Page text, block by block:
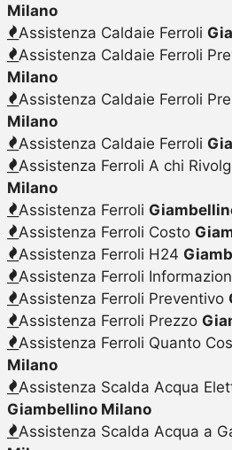
Milano
Assistenza Caldaie Ferroli
Assistenza Caldaie Ferroli
Milano
Assistenza Caldaie Ferroli
Milano
Assistenza Caldaie Ferroli
Assistenza Ferroli A chi
Milano
Assistenza Ferroli
Assistenza Ferroli Costo
Assistenza Ferroli H24
Assistenza Ferroli
Assistenza Ferroli Preventivo
Assistenza Ferroli Prezzo
Assistenza Ferroli Quanto
Milano
Assistenza Scalda Acqua
Giambellino Milano
Assistenza Scalda Acqua a